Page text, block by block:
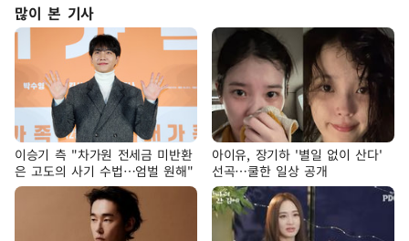
많이 본 기사
이승기 측 "차가원 전세금 미반환
은 고도의 사기 수법…엄벌 원해"
아이유, 장기하 '별일 없이 산다'
선곡…쿨한 일상 공개